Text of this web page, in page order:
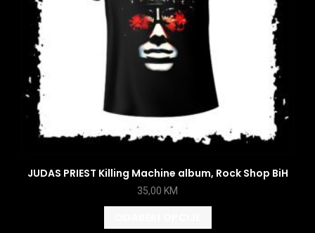
JUDAS PRIEST Killing Machine album, Rock Shop BiH
35,00 KM